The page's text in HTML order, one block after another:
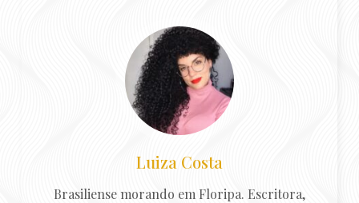
Luiza Costa
Brasiliense morando em Floripa. Escritora,